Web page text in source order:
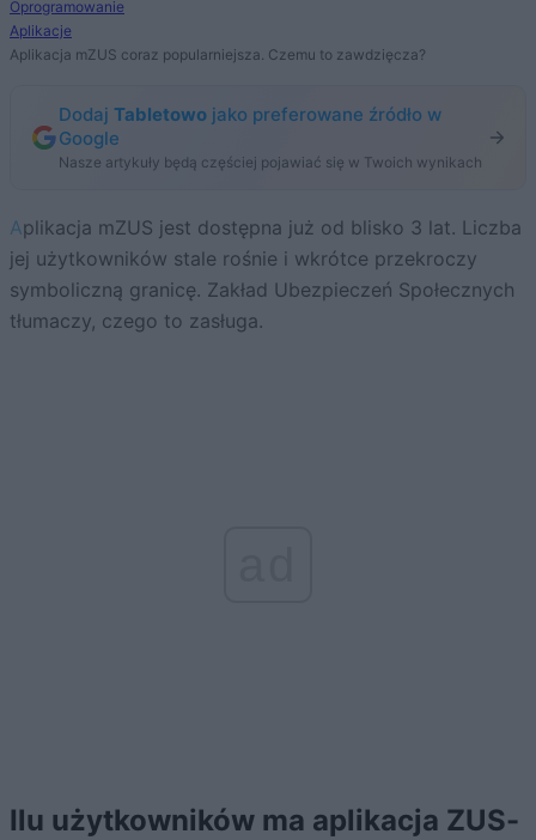
Oprogramowanie
Aplikacje
Aplikacja mZUS coraz popularniejsza. Czemu to zawdzięcza?
Dodaj Tabletowo jako preferowane źródło w
Google
Nasze artykuły będą częściej pojawiać się w Twoich wynikach
Aplikacja mZUS jest dostępna już od blisko 3 lat. Liczba
jej użytkowników stale rośnie i wkrótce przekroczy
symboliczną granicę. Zakład Ubezpieczeń Społecznych
tłumaczy, czego to zasługa.
Ilu użytkowników ma aplikacja ZUS-